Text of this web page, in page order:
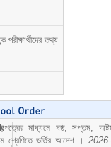
তথ্য
মাধ্যমে ষষ্ঠ, সপ্তম,
শ্রেণিতে ভর্তির আদেশ ।